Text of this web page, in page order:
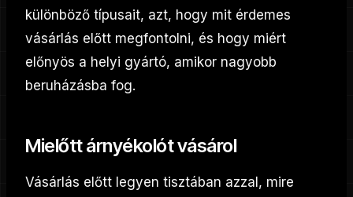
különböző típusait, azt, hogy mit érdemes
vásárlás előtt megfontolni, és hogy miért
előnyös a helyi gyártó, amikor nagyobb
beruházásba fog.
Mielőtt árnyékolót vásárol
Vásárlás előtt legyen tisztában azzal, mire